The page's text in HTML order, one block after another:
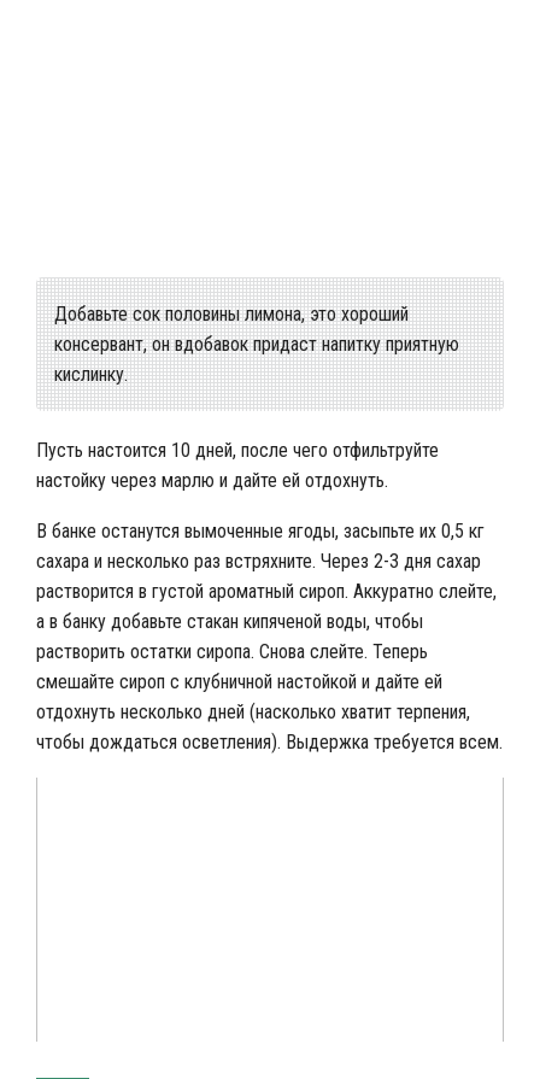
Добавьте сок половины лимона, это хороший
консервант, он вдобавок придаст напитку приятную
кислинку.
Пусть настоится 10 дней, после чего отфильтруйте
настойку через марлю и дайте ей отдохнуть.
В банке останутся вымоченные ягоды, засыпьте их 0,5 кг
сахара и несколько раз встряхните. Через 2-3 дня сахар
растворится в густой ароматный сироп. Аккуратно слейте,
а в банку добавьте стакан кипяченой воды, чтобы
растворить остатки сиропа. Снова слейте. Теперь
смешайте сироп с клубничной настойкой и дайте ей
отдохнуть несколько дней (насколько хватит терпения,
чтобы дождаться осветления). Выдержка требуется всем.